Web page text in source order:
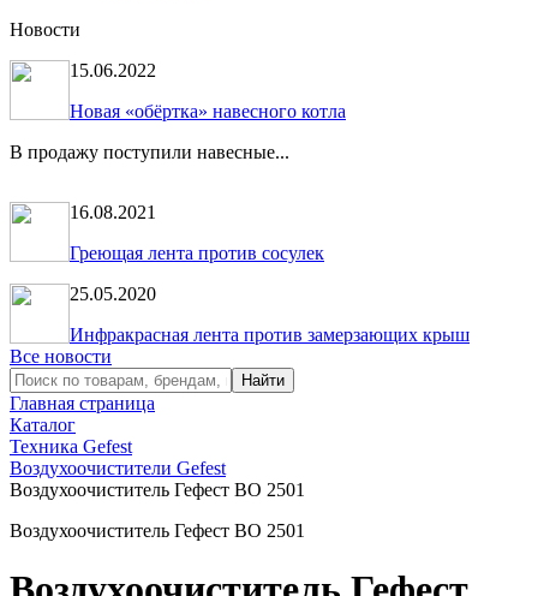
Новости
15.06.2022
Новая «обёртка» навесного котла
В продажу поступили навесные...
16.08.2021
Греющая лента против сосулек
25.05.2020
Инфракрасная лента против замерзающих крыш
Все новости
Главная страница
Каталог
Техника Gefest
Воздухоочистители Gefest
Воздухоочиститель Гефест ВО 2501
Воздухоочиститель Гефест ВО 2501